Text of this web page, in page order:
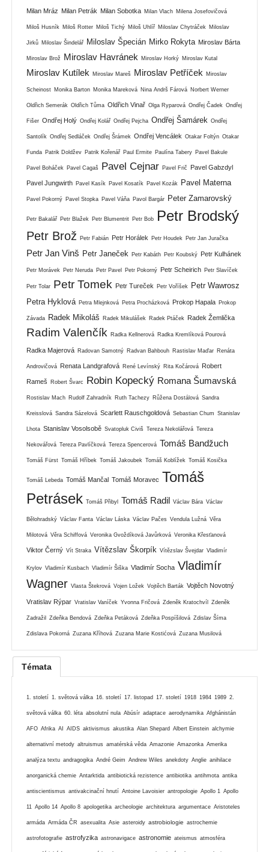
Milan Mráz Milan Petrák Milan Sobotka Milan Vlach Milena Josefovičová
Miloš Husník Miloš Rotter Miloš Tichý Miloš Uhlíř Miloslav Chytráček Miloslav
Jirků Miloslav Šindelář Miloslav Špecián Mirko Rokyta Miroslav Bárta
Miroslav Brož Miroslav Havránek Miroslav Horký Miroslav Kutal
Miroslav Kutílek Miroslav Mareš Miroslav Petříček Miroslav
Scheinost Monika Barton Monika Mareková Nina Andrš Fárová Norbert Werner
Oldřich Semerák Oldřich Tůma Oldřich Vinař Olga Ryparová Ondřej Čadek Ondřej
Fišer Ondřej Holý Ondřej Kolář Ondřej Pejcha Ondřej Šamárek Ondřej
Santolík Ondřej Sedláček Ondřej Šrámek Ondřej Vencálek Otakar Foltýn Otakar
Funda Patrik Doldžev Patrik Kořenář Paul Ermite Paulína Tabery Pavel Bakule
Pavel Boháček Pavel Cagaš Pavel Cejnar Pavel Frič Pavel Gabzdyl
Pavel Jungwirth Pavel Kasík Pavel Kosatík Pavel Kozák Pavel Materna
Pavel Pokorný Pavel Stopka Pavel Váňa Pavol Bargár Peter Zamarovský
Petr Bakalář Petr Blažek Petr Blumentrit Petr Bob Petr Brodský
Petr Brož Petr Fabián Petr Horálek Petr Houdek Petr Jan Juračka
Petr Jan Vinš Petr Janeček Petr Kabáth Petr Koubský Petr Kulhánek
Petr Morávek Petr Neruda Petr Pavel Petr Pokorný Petr Scheirich Petr Slavíček
Petr Tolar Petr Tomek Petr Tureček Petr Voříšek
Petr Wawrosz
Petra Hyklová Petra Mlejnková Petra Procházková Prokop Hapala Prokop
Závada Radek Mikoláš Radek Mikulášek Radek Ptáček Radek Žemlička
Radim Valenčík Radka Kellnerová Radka Kremlíková Pourová
Radka Majerová Radovan Samotný Radvan Bahbouh Rastislav Maďar Renáta
Androvičová Renata Landgrafová René Levínský Rita Kočárová Robert
Rameš Robert Švarc Robin Kopecký Romana Šumavská
Rostislav Mach Rudolf Zahradník Ruth Tachezy Růžena Dostálová Sandra
Kreisslová Sandra Sázelová Scarlett Rauschgoldová Sebastian Chum Stanislav
Lhota Stanislav Vosolsobě Svatopluk Civiš Tereza Nekolářová Tereza
Nekovářová Tereza Pavlíčková Tereza Spencerová Tomáš Bandžuch
Tomáš Fürst Tomáš Hříbek Tomáš Jakoubek Tomáš Koblížek Tomáš Kosička
Tomáš Lebeda Tomáš Mančal Tomáš Moravec Tomáš
Petrásek Tomáš Přibyl Tomáš Radil Václav Bára Václav
Bělohradský Václav Fanta Václav Láska Václav Pačes Vendula Lužná Věra
Milotová Věra Schiffová Veronika Gvoždíková Javůrková Veronika Křesťanová
Viktor Černý Vít Straka Vítězslav Škorpík Vítězslav Švejdar Vladimír
Krylov Vladimír Kusbach Vladimír Šiška Vladimír Socha Vladimír
Wagner Vlasta Štekrová Vojen Ložek Vojtěch Barták Vojtěch Novotný
Vratislav Rýpar Vratislav Vaníček Yvonna Fričová Zdeněk Kratochvíl Zdeněk
Zadražil Zdeňka Bendová Zdeňka Petáková Zdeňka Pospíšilová Zdislav Šíma
Zdislava Pokorná Zuzana Kříhová Zuzana Marie Kostićová Zuzana Musilová
Témata
1. století 1. světová válka 16. století 17. listopad 17. století 1918 1984 1989 2.
světová válka 60. léta absolutní nula Abúsír adaptace aerodynamika Afghánistán
AFO Afrika AI AIDS aktivismus akustika Alan Shepard Albert Einstein alchymie
alternativní metody altruismus amatérská věda Amazonie Amazonka Amerika
analýza textu andragogika André Geim Andrew Wiles anekdoty Anglie anihilace
anorganická chemie Antarktida antibiotická rezistence antibiotika antihmota antika
antiscientismus antivakcinační hnutí Antoine Lavoisier antropologie Apollo 1 Apollo
11 Apollo 14 Apollo 8 apologetika archeologie architektura argumentace Aristoteles
armáda Armáda ČR asexualita Asie asteroidy astrobiologie astrochemie
astrofotografie astrofyzika astronavigace astronomie ateismus atmosféra